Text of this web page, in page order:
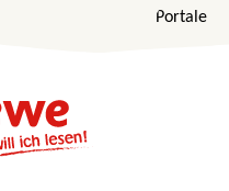
Portale